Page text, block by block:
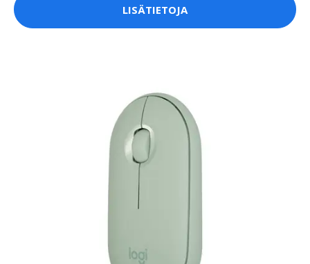
LISÄTIETOJA